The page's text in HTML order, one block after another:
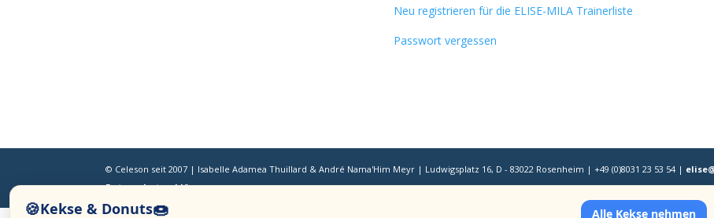
Neu registrieren für die ELISE-MILA Trainerliste
Passwort vergessen
© Celeson seit 2007 | Isabelle Adamea Thuillard & André Nama'Him Meyr | Ludwigsplatz 16, D - 83022 Rosenheim | +49 (0)8031 23 53 54 |
Datenschutzerklärung
🍪Kekse & Donuts🍩 Alle Kekse nehmen